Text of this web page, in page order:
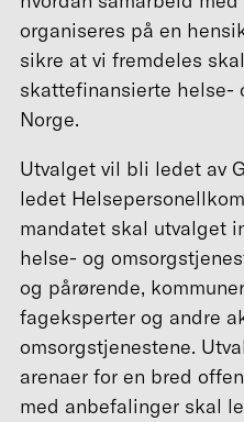
organiseres på en
sikre at vi fremdeles
skattefinansierte helse-
Norge.
Utvalget vil bli ledet av
ledet
mandatet skal utvalget
helse- og
og pårørende,
fageksperter og andre
omsorgstjenestene.
arenaer for en bred
med anbefalinger skal